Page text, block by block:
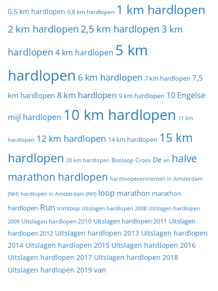
0,5 km hardlopen 0,8 km hardlopen 1 km hardlopen
2 km hardlopen 2,5 km hardlopen 3 km
hardlopen 4 km hardlopen 5 km
hardlopen 6 km hardlopen 7 km hardlopen 7,5
km hardlopen 8 km hardlopen 9 km hardlopen 10 Engelse
mijl hardlopen 10 km hardlopen 11 km
hardlopen 12 km hardlopen 14 km hardlopen 15 km
hardlopen 20 km hardlopen Bosloop Cross De en halve
marathon hardlopen hardloopevenmenten in Amsterdam
(NH) hardlopen in Amsterdam (NH) loop marathon marathon
hardlopen Run trimloop Uitslagen hardlopen 2008 Uitslagen hardlopen
2009 Uitslagen hardlopen 2010 Uitslagen hardlopen 2011 Uitslagen
hardlopen 2012 Uitslagen hardlopen 2013 Uitslagen hardlopen
2014 Uitslagen hardlopen 2015 Uitslagen hardlopen 2016
Uitslagen hardlopen 2017 Uitslagen hardlopen 2018
Uitslagen hardlopen 2019 van